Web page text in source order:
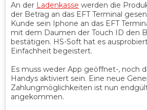
An der Ladenkasse werden die
der Betrag an das EFT Terminal
Kunde sein Iphone an das EFT
mit dem Daumen der Touch ID den
bestätigen. HS-Soft hat es
Einfachheit begeistert.
Es muss weder App geöffnet-, noch
Handys aktiviert sein. Eine neue
Zahlungmöglichkeiten ist nun
angekommen.